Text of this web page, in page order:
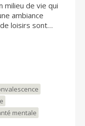
milieu de vie qui
ambiance
loisirs sont
offrir des
vivants
Nous
sécuritaire pour
codées et
une
suivez nous sur
Venez
mentale